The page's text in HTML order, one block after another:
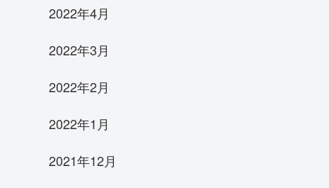
2022年4月
2022年3月
2022年2月
2022年1月
2021年12月